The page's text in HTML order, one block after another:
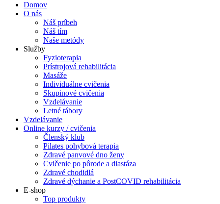
Domov
O nás
Náš príbeh
Náš tím
Naše metódy
Služby
Fyzioterapia
Prístrojová rehabilitácia
Masáže
Individuálne cvičenia
Skupinové cvičenia
Vzdelávanie
Letné tábory
Vzdelávanie
Online kurzy / cvičenia
Členský klub
Pilates pohybová terapia
Zdravé panvové dno ženy
Cvičenie po pôrode a diastáza
Zdravé chodidlá
Zdravé dýchanie a PostCOVID rehabilitácia
E-shop
Top produkty